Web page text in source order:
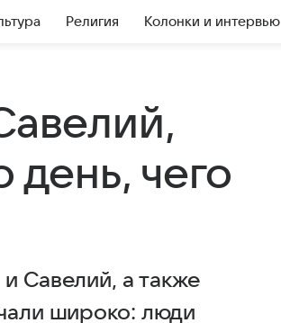
Религия Колонки и интервью
день, чего
Савелий, а также
широко: люди